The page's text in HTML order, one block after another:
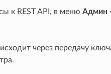
к REST API, в меню Админ
через передачу